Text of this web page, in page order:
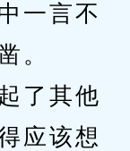
一言不
。
了其他
应该想